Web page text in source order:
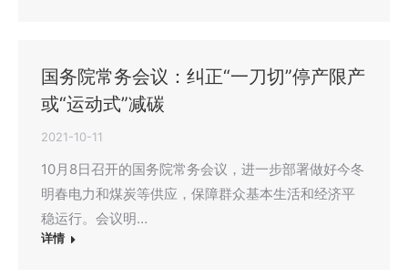
国务院常务会议：纠正“一刀切”停产限产
或“运动式”减碳
2021-10-11
10月8日召开的国务院常务会议，进一步部署做好今冬
明春电力和煤炭等供应，保障群众基本生活和经济平
稳运行。会议明…
详情